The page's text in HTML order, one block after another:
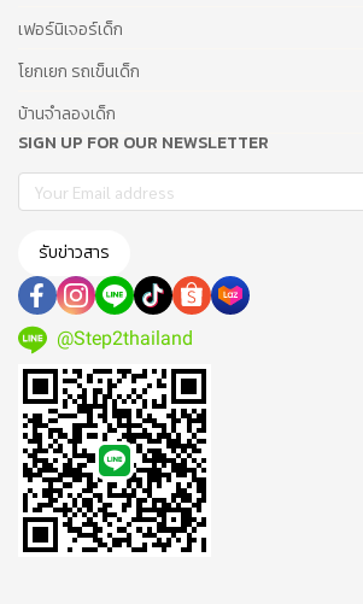
เฟอร์นิเจอร์เด็ก
โยกเยก รถเข็นเด็ก
บ้านจำลองเด็ก
SIGN UP FOR OUR NEWSLETTER
รับข่าวสาร
@Step2thailand